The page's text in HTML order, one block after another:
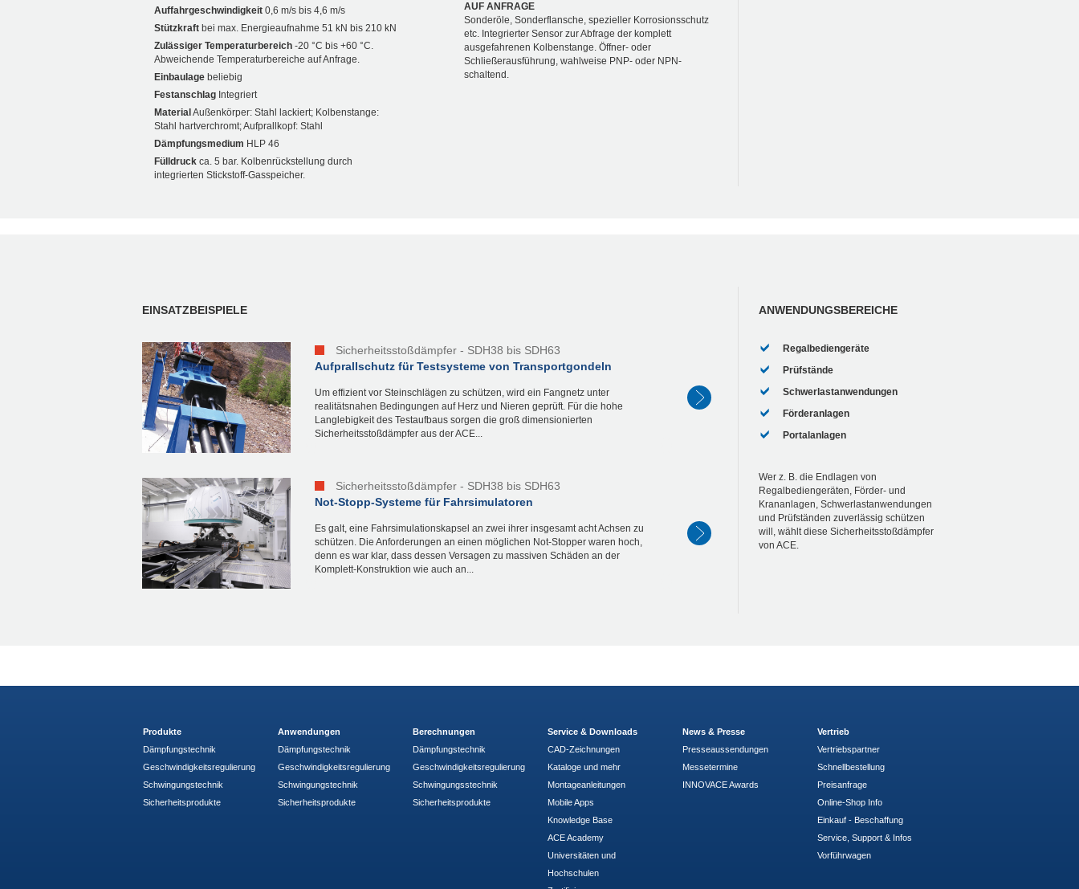
Auffahrgeschwindigkeit 0,6 m/s bis 4,6 m/s
Stützkraft bei max. Energieaufnahme 51 kN bis 210 kN
Zulässiger Temperaturbereich -20 °C bis +60 °C.
Abweichende Temperaturbereiche auf Anfrage.
Einbaulage beliebig
Festanschlag Integriert
Material Außenkörper: Stahl lackiert; Kolbenstange:
Stahl hartverchromt; Aufprallkopf: Stahl
Dämpfungsmedium HLP 46
Fülldruck ca. 5 bar. Kolbenrückstellung durch
integrierten Stickstoff-Gasspeicher.
AUF ANFRAGE
Sonderöle, Sonderflansche, spezieller Korrosionsschutz
etc. Integrierter Sensor zur Abfrage der komplett
ausgefahrenen Kolbenstange. Öffner- oder
Schließerausführung, wahlweise PNP- oder NPN-
schaltend.
EINSATZBEISPIELE
Sicherheitsstoßdämpfer - SDH38 bis SDH63
Aufprallschutz für Testsysteme von Transportgondeln
Um effizient vor Steinschlägen zu schützen, wird ein Fangnetz unter
realitätsnahen Bedingungen auf Herz und Nieren geprüft. Für die hohe
Langlebigkeit des Testaufbaus sorgen die groß dimensionierten
Sicherheitsstoßdämpfer aus der ACE...
Sicherheitsstoßdämpfer - SDH38 bis SDH63
Not-Stopp-Systeme für Fahrsimulatoren
Es galt, eine Fahrsimulationskapsel an zwei ihrer insgesamt acht Achsen zu
schützen. Die Anforderungen an einen möglichen Not-Stopper waren hoch,
denn es war klar, dass dessen Versagen zu massiven Schäden an der
Komplett-Konstruktion wie auch an...
ANWENDUNGSBEREICHE
Regalbediengeräte
Prüfstände
Schwerlastanwendungen
Förderanlagen
Portalanlagen
Wer z. B. die Endlagen von
Regalbediengeräten, Förder- und
Krananlagen, Schwerlastanwendungen
und Prüfständen zuverlässig schützen
will, wählt diese Sicherheitsstoßdämpfer
von ACE.
Produkte
Dämpfungstechnik
Geschwindigkeitsregulierung
Schwingungstechnik
Sicherheitsprodukte
Anwendungen
Dämpfungstechnik
Geschwindigkeitsregulierung
Schwingungstechnik
Sicherheitsprodukte
Berechnungen
Dämpfungstechnik
Geschwindigkeitsregulierung
Schwingungsstechnik
Sicherheitsprodukte
Service & Downloads
CAD-Zeichnungen
Kataloge und mehr
Montageanleitungen
Mobile Apps
Knowledge Base
ACE Academy
Universitäten und
Hochschulen
News & Presse
Presseaussendungen
Messetermine
INNOVACE Awards
Vertrieb
Vertriebspartner
Schnellbestellung
Preisanfrage
Online-Shop Info
Einkauf - Beschaffung
Service, Support & Infos
Vorführwagen